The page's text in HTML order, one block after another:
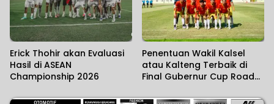
Erick Thohir akan Evaluasi
Hasil di ASEAN
Championship 2026
Penentuan Wakil Kalsel
atau Kalteng Terbaik di
Final Gubernur Cup Road